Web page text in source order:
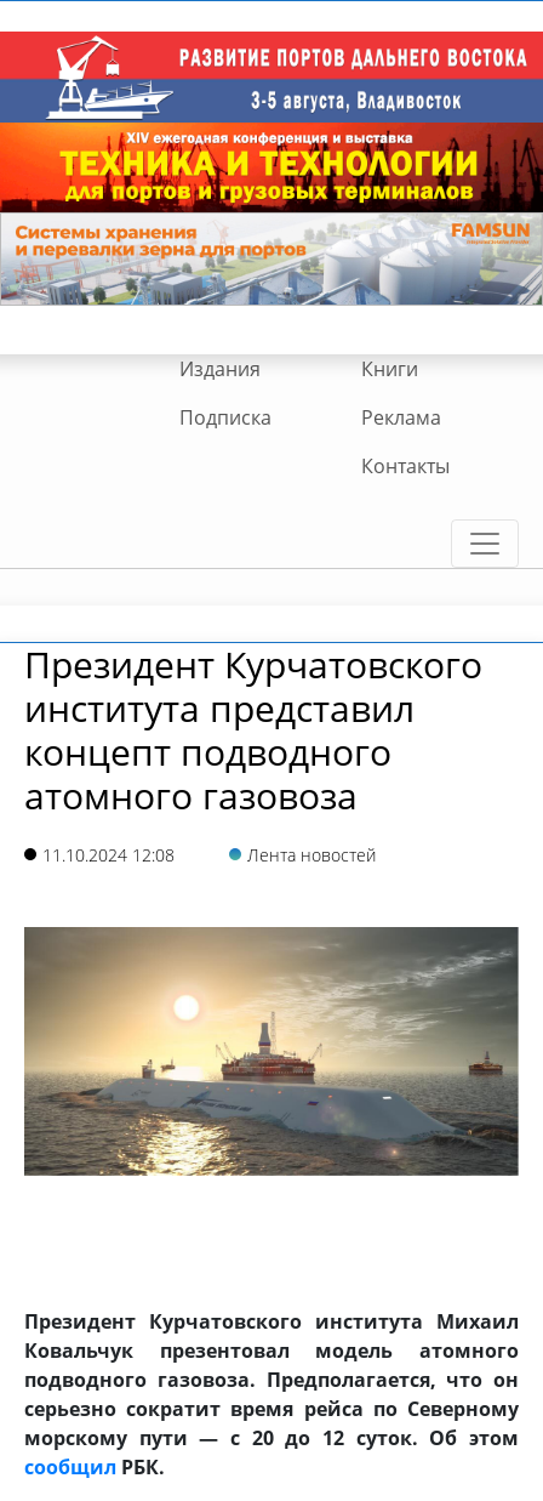
Издания
Книги
Подписка
Реклама
Контакты
Президент Курчатовского
института представил
концепт подводного
атомного газовоза
11.10.2024 12:08 Лента новостей
Президент Курчатовского института Михаил
Ковальчук презентовал модель атомного
подводного газовоза. Предполагается, что он
серьезно сократит время рейса по Северному
морскому пути — с 20 до 12 суток. Об этом
сообщил РБК.